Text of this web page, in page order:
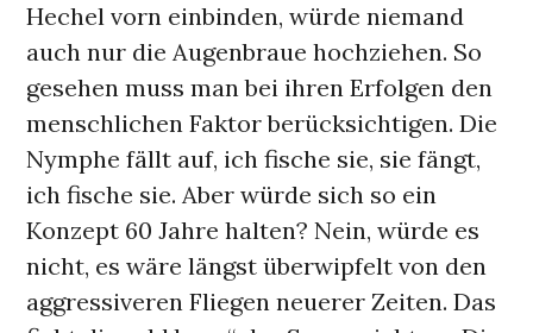
Hechel vorn einbinden, würde niemand
auch nur die Augenbraue hochziehen. So
gesehen muss man bei ihren Erfolgen den
menschlichen Faktor berücksichtigen. Die
Nymphe fällt auf, ich fische sie, sie fängt,
ich fische sie. Aber würde sich so ein
Konzept 60 Jahre halten? Nein, würde es
nicht, es wäre längst überwipfelt von den
aggressiveren Fliegen neuerer Zeiten. Das